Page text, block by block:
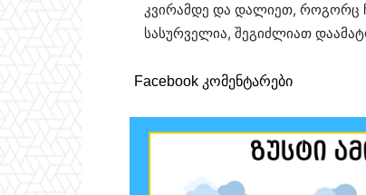
კვირამდე და დალიეთ, როგორც
სასურველია, შეგიძლიათ
Facebook კომენტარები